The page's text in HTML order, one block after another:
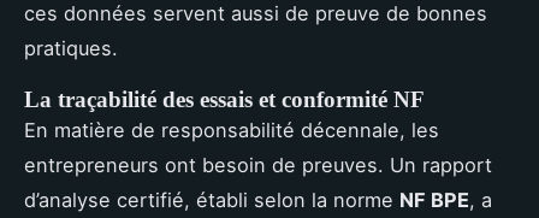
ces données servent aussi de preuve de bonnes
pratiques.
La traçabilité des essais et conformité NF
En matière de responsabilité décennale, les
entrepreneurs ont besoin de preuves. Un rapport
d’analyse certifié, établi selon la norme NF BPE, a